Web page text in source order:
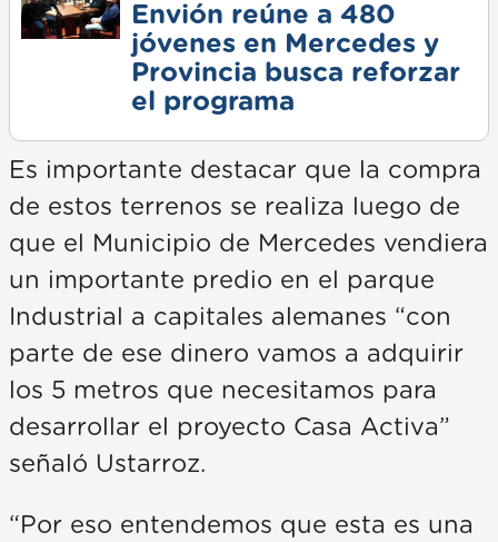
Envión reúne a 480
jóvenes en Mercedes y
Provincia busca reforzar
el programa
Es importante destacar que la compra
de estos terrenos se realiza luego de
que el Municipio de Mercedes vendiera
un importante predio en el parque
Industrial a capitales alemanes “con
parte de ese dinero vamos a adquirir
los 5 metros que necesitamos para
desarrollar el proyecto Casa Activa”
señaló Ustarroz.
“Por eso entendemos que esta es una